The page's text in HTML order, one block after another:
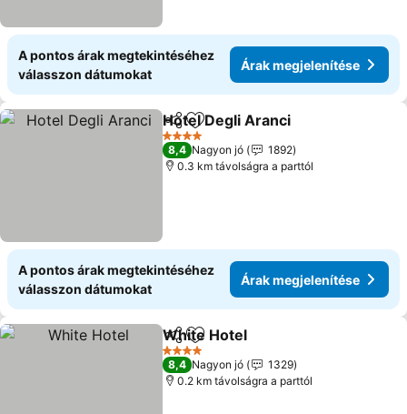
A pontos árak megtekintéséhez
válasszon dátumokat
Árak megjelenítése
Megosztás
Hozzáadás a kedvencekhez
Hotel Degli Aranci
4 Kategória
8,4 Nagyon jó
1892
0.3 km távolságra a parttól
A pontos árak megtekintéséhez
válasszon dátumokat
Árak megjelenítése
Megosztás
Hozzáadás a kedvencekhez
White Hotel
4 Kategória
8,4 Nagyon jó
1329
0.2 km távolságra a parttól